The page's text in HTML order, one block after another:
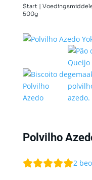
Start|
500g
Polvilho
2